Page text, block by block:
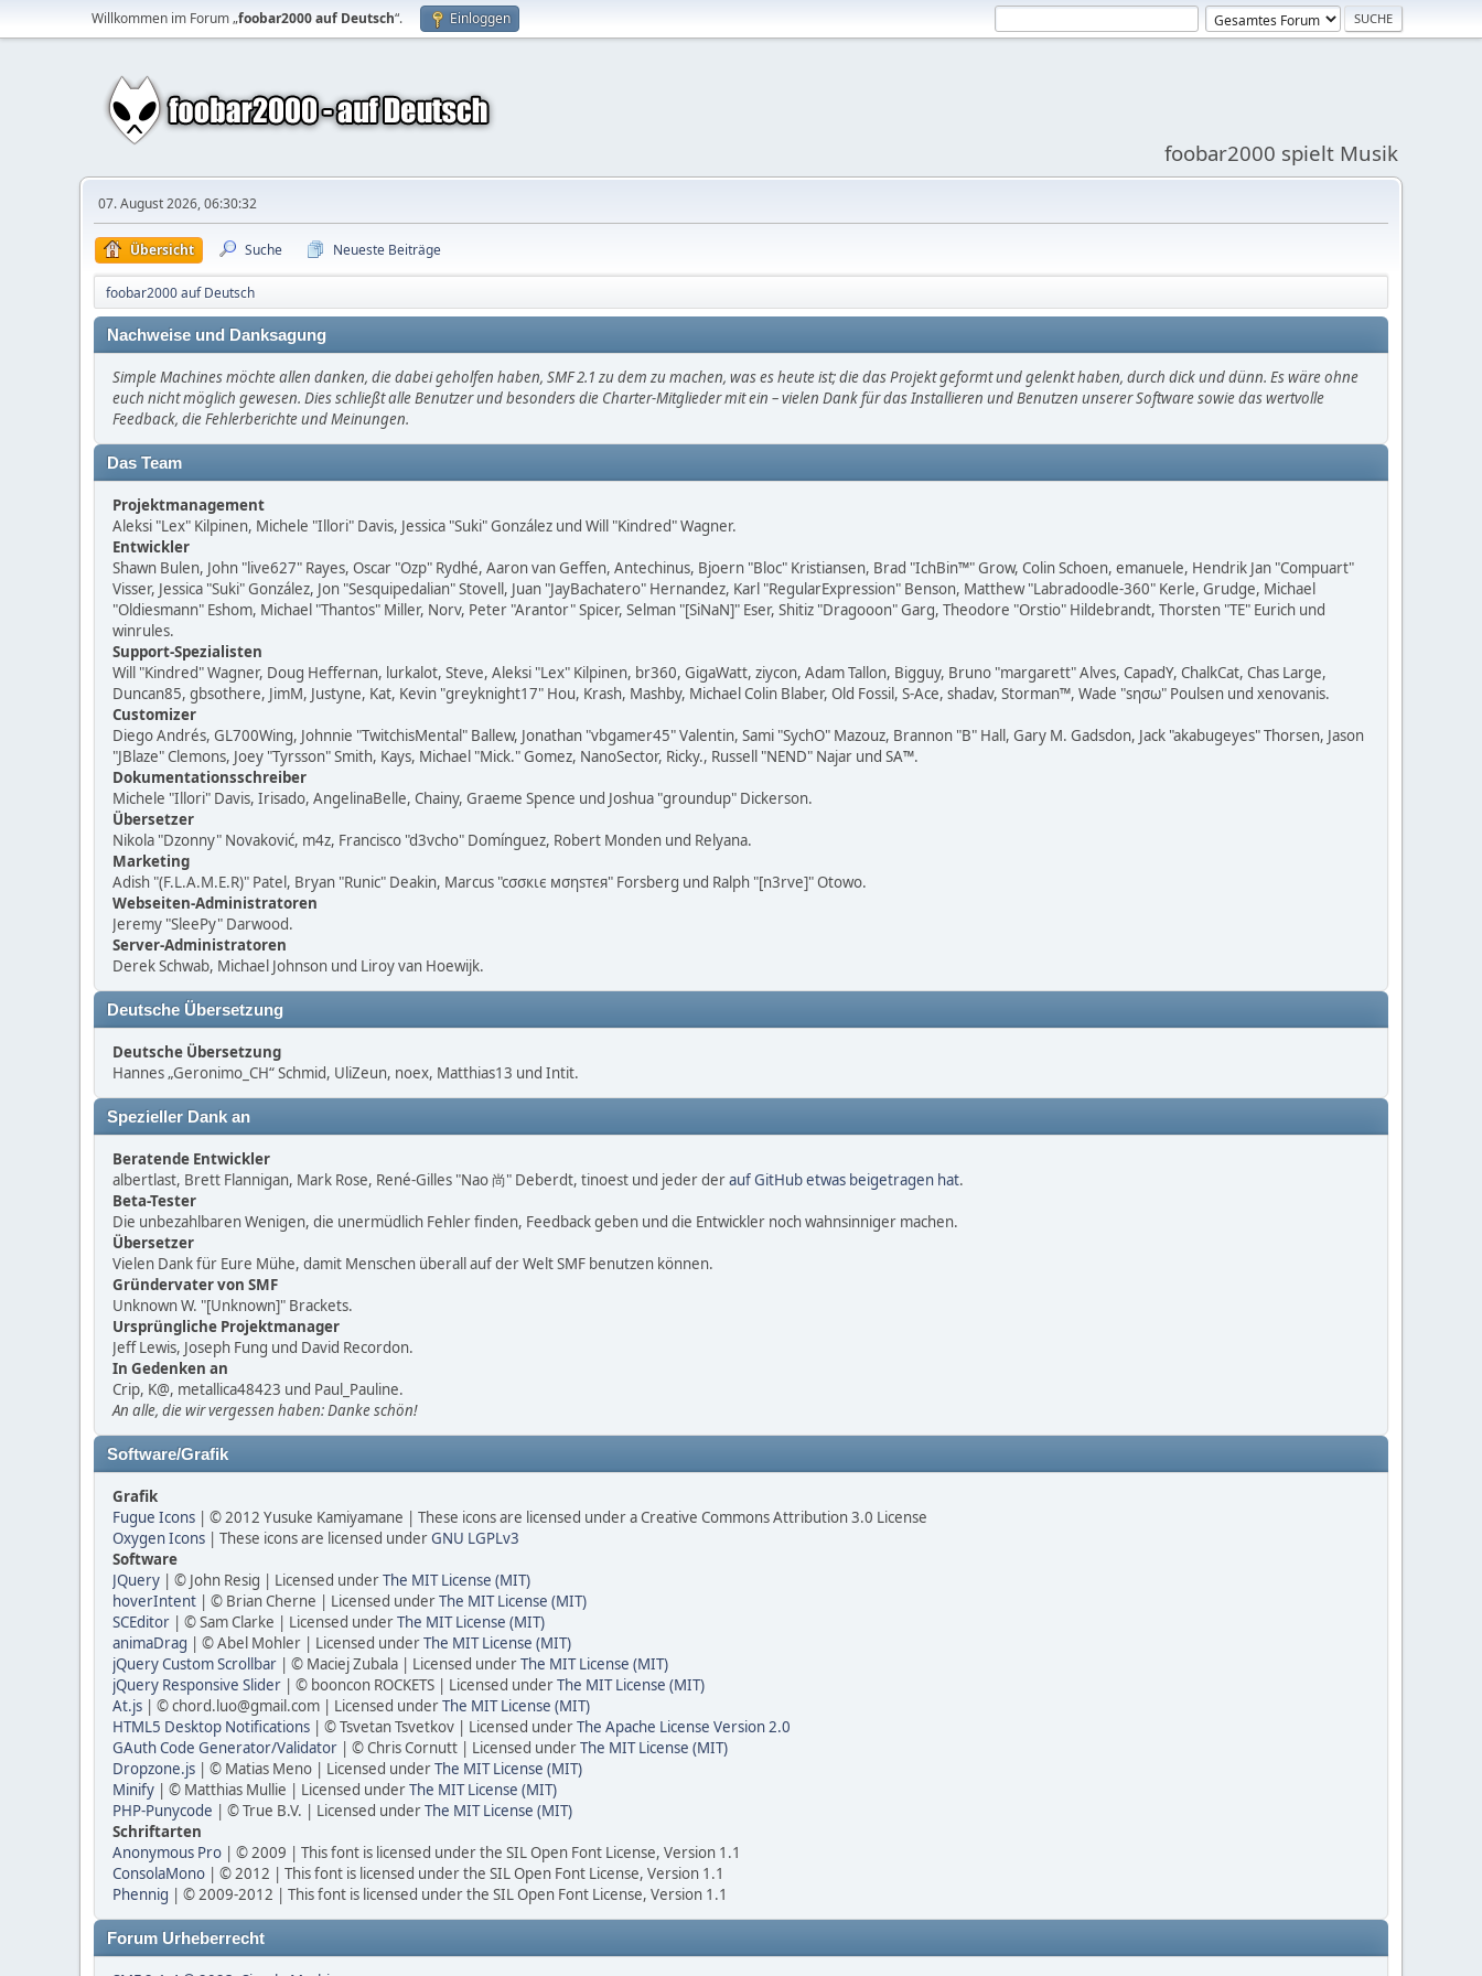
Willkommen im Forum „foobar2000 auf Deutsch“. Einloggen
foobar2000 spielt Musik
07. August 2026, 06:30:32
Übersicht Suche Neueste Beiträge
foobar2000 auf Deutsch
Nachweise und Danksagung
Simple Machines möchte allen danken, die dabei geholfen haben, SMF 2.1 zu dem zu machen, was es heute ist; die das Projekt geformt und gelenkt haben, durch dick und dünn. Es wäre ohne
euch nicht möglich gewesen. Dies schließt alle Benutzer und besonders die Charter-Mitglieder mit ein – vielen Dank für das Installieren und Benutzen unserer Software sowie das wertvolle
Feedback, die Fehlerberichte und Meinungen.
Das Team
Projektmanagement
Aleksi "Lex" Kilpinen, Michele "Illori" Davis, Jessica "Suki" González und Will "Kindred" Wagner.
Entwickler
Shawn Bulen, John "live627" Rayes, Oscar "Ozp" Rydhé, Aaron van Geffen, Antechinus, Bjoern "Bloc" Kristiansen, Brad "IchBin™" Grow, Colin Schoen, emanuele, Hendrik Jan "Compuart"
Visser, Jessica "Suki" González, Jon "Sesquipedalian" Stovell, Juan "JayBachatero" Hernandez, Karl "RegularExpression" Benson, Matthew "Labradoodle-360" Kerle, Grudge, Michael
"Oldiesmann" Eshom, Michael "Thantos" Miller, Norv, Peter "Arantor" Spicer, Selman "[SiNaN]" Eser, Shitiz "Dragooon" Garg, Theodore "Orstio" Hildebrandt, Thorsten "TE" Eurich und
winrules.
Support-Spezialisten
Will "Kindred" Wagner, Doug Heffernan, lurkalot, Steve, Aleksi "Lex" Kilpinen, br360, GigaWatt, ziycon, Adam Tallon, Bigguy, Bruno "margarett" Alves, CapadY, ChalkCat, Chas Large,
Duncan85, gbsothere, JimM, Justyne, Kat, Kevin "greyknight17" Hou, Krash, Mashby, Michael Colin Blaber, Old Fossil, S-Ace, shadav, Storman™, Wade "sησω" Poulsen und xenovanis.
Customizer
Diego Andrés, GL700Wing, Johnnie "TwitchisMental" Ballew, Jonathan "vbgamer45" Valentin, Sami "SychO" Mazouz, Brannon "B" Hall, Gary M. Gadsdon, Jack "akabugeyes" Thorsen, Jason
"JBlaze" Clemons, Joey "Tyrsson" Smith, Kays, Michael "Mick." Gomez, NanoSector, Ricky., Russell "NEND" Najar und SA™.
Dokumentationsschreiber
Michele "Illori" Davis, Irisado, AngelinaBelle, Chainy, Graeme Spence und Joshua "groundup" Dickerson.
Übersetzer
Nikola "Dzonny" Novaković, m4z, Francisco "d3vcho" Domínguez, Robert Monden und Relyana.
Marketing
Adish "(F.L.A.M.E.R)" Patel, Bryan "Runic" Deakin, Marcus "cσσкιє мσηѕтєя" Forsberg und Ralph "[n3rve]" Otowo.
Webseiten-Administratoren
Jeremy "SleePy" Darwood.
Server-Administratoren
Derek Schwab, Michael Johnson und Liroy van Hoewijk.
Deutsche Übersetzung
Deutsche Übersetzung
Hannes „Geronimo_CH“ Schmid, UliZeun, noex, Matthias13 und Intit.
Spezieller Dank an
Beratende Entwickler
albertlast, Brett Flannigan, Mark Rose, René-Gilles "Nao 尚" Deberdt, tinoest und jeder derauf GitHub etwas beigetragen hat.
Beta-Tester
Die unbezahlbaren Wenigen, die unermüdlich Fehler finden, Feedback geben und die Entwickler noch wahnsinniger machen.
Übersetzer
Vielen Dank für Eure Mühe, damit Menschen überall auf der Welt SMF benutzen können.
Gründervater von SMF
Unknown W. "[Unknown]" Brackets.
Ursprüngliche Projektmanager
Jeff Lewis, Joseph Fung und David Recordon.
In Gedenken an
Crip, K@, metallica48423 und Paul_Pauline.
An alle, die wir vergessen haben: Danke schön!
Software/Grafik
Grafik
Fugue Icons | © 2012 Yusuke Kamiyamane | These icons are licensed under a Creative Commons Attribution 3.0 License
Oxygen Icons | These icons are licensed underGNU LGPLv3
Software
JQuery | © John Resig | Licensed underThe MIT License (MIT)
hoverIntent | © Brian Cherne | Licensed underThe MIT License (MIT)
SCEditor | © Sam Clarke | Licensed underThe MIT License (MIT)
animaDrag | © Abel Mohler | Licensed underThe MIT License (MIT)
jQuery Custom Scrollbar | © Maciej Zubala | Licensed underThe MIT License (MIT)
jQuery Responsive Slider | © booncon ROCKETS | Licensed underThe MIT License (MIT)
At.js | © chord.luo@gmail.com | Licensed underThe MIT License (MIT)
HTML5 Desktop Notifications | © Tsvetan Tsvetkov | Licensed underThe Apache License Version 2.0
GAuth Code Generator/Validator | © Chris Cornutt | Licensed underThe MIT License (MIT)
Dropzone.js | © Matias Meno | Licensed underThe MIT License (MIT)
Minify | © Matthias Mullie | Licensed underThe MIT License (MIT)
PHP-Punycode | © True B.V. | Licensed underThe MIT License (MIT)
Schriftarten
Anonymous Pro | © 2009 | This font is licensed under the SIL Open Font License, Version 1.1
ConsolaMono | © 2012 | This font is licensed under the SIL Open Font License, Version 1.1
Phennig | © 2009-2012 | This font is licensed under the SIL Open Font License, Version 1.1
Forum Urheberrecht